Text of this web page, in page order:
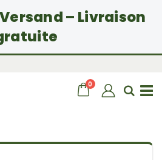
– Livraison
Wagen
0 Artikel